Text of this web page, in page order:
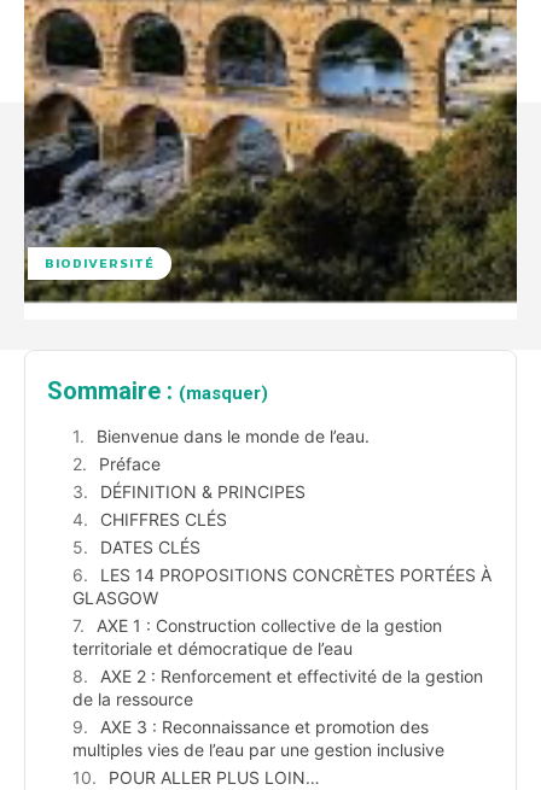
BIODIVERSITÉ
Sommaire : (masquer)
Bienvenue dans le monde de l’eau.
Préface
DÉFINITION & PRINCIPES
CHIFFRES CLÉS
DATES CLÉS
LES 14 PROPOSITIONS CONCRÈTES PORTÉES À
GLASGOW
AXE 1 : Construction collective de la gestion
territoriale et démocratique de l’eau
AXE 2 : Renforcement et effectivité de la gestion
de la ressource
AXE 3 : Reconnaissance et promotion des
multiples vies de l’eau par une gestion inclusive
POUR ALLER PLUS LOIN…